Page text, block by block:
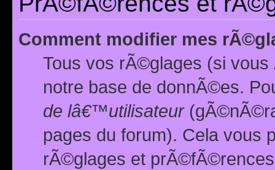
Comment modifier mes
Tous vos rÃ©glages (si
notre base de donnÃ©es.
de lâ€™utilisateur
pages du forum). Cela vous
rÃ©glages et